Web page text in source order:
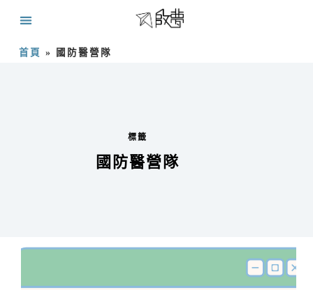
首頁 » 國防醫營隊
標籤
國防醫營隊